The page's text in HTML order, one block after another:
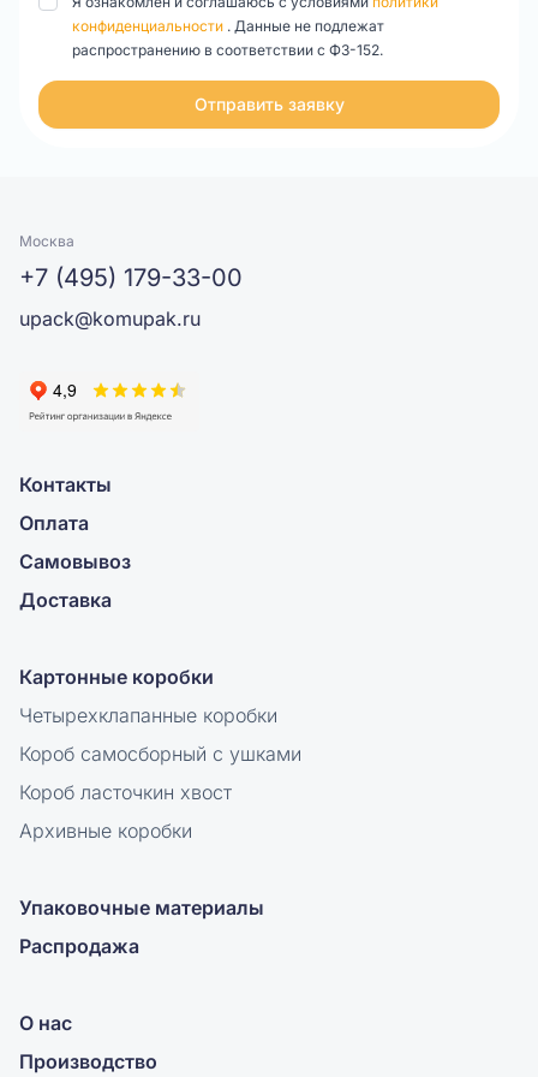
изготовления упаковки!
конфиденциальности . Данные не подлежат
распространению в соответствии с ФЗ-152.
Отправить заявку
Москва
+7 (495) 179-33-00
upack@komupak.ru
Контакты
Оплата
Самовывоз
Доставка
Картонные коробки
Четырехклапанные коробки
Короб самосборный с ушками
Короб ласточкин хвост
Архивные коробки
Упаковочные материалы
Распродажа
О нас
Производство